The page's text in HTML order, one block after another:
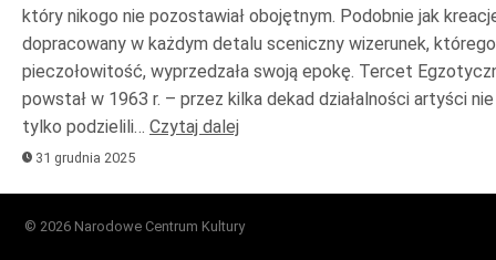
który nikogo nie pozostawiał obojętnym. Podobnie jak
dopracowany w każdym detalu sceniczny wizerunek, którego
pieczołowitość, wyprzedzała swoją epokę. Tercet
powstał w 1963 r. – przez kilka dekad działalności artyści nie
tylko podzielili… Czytaj dalej
31 grudnia 2025
© 2026 Narodowe Centrum Kultury